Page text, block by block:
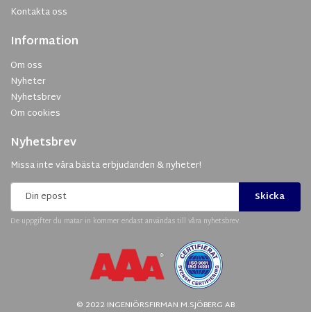
Kontakta oss
Information
Om oss
Nyheter
Nyhetsbrev
Om cookies
Nyhetsbrev
Missa inte våra bästa erbjudanden & nyheter!
Skicka
De uppgifter du matar in kommer endast användas till våra nyhetsbrev.
© 2022 INGENIÖRSFIRMAN M.SJÖBERG AB